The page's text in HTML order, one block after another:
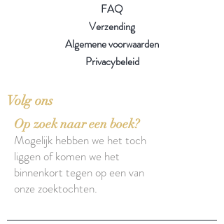
FAQ
Verzending
Algemene voorwaarden
Privacybeleid
Volg ons
Op zoek naar een boek?
Mogelijk hebben we het toch
liggen of komen we het
binnenkort tegen op een van
onze zoektochten.